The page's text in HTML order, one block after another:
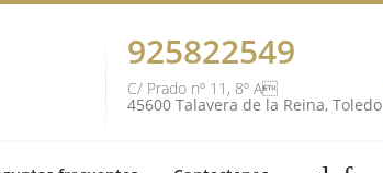
925822549
C/ Prado nº 11, 8º A
45600 Talavera de la Reina, Toledo